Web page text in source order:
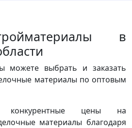
в
можете выбрать и заказать
материалы по оптовым
конкурентные цены на
материалы благодаря